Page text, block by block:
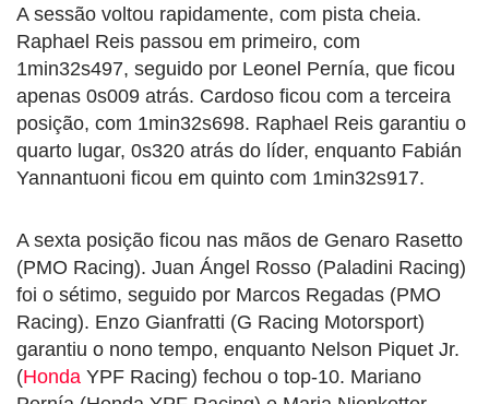
A sessão voltou rapidamente, com pista cheia.
Raphael Reis passou em primeiro, com
1min32s497, seguido por Leonel Pernía, que ficou
apenas 0s009 atrás. Cardoso ficou com a terceira
posição, com 1min32s698. Raphael Reis garantiu o
quarto lugar, 0s320 atrás do líder, enquanto Fabián
Yannantuoni ficou em quinto com 1min32s917.
A sexta posição ficou nas mãos de Genaro Rasetto
(PMO Racing). Juan Ángel Rosso (Paladini Racing)
foi o sétimo, seguido por Marcos Regadas (PMO
Racing). Enzo Gianfratti (G Racing Motorsport)
garantiu o nono tempo, enquanto Nelson Piquet Jr.
(Honda YPF Racing) fechou o top-10. Mariano